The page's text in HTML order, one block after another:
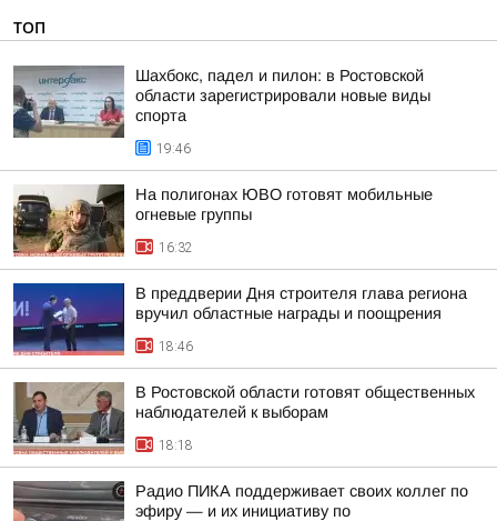
ТОП
Шахбокс, падел и пилон: в Ростовской
области зарегистрировали новые виды
спорта
19:46
На полигонах ЮВО готовят мобильные
огневые группы
16:32
В преддверии Дня строителя глава региона
вручил областные награды и поощрения
18:46
В Ростовской области готовят общественных
наблюдателей к выборам
18:18
Радио ПИКА поддерживает своих коллег по
эфиру — и их инициативу по